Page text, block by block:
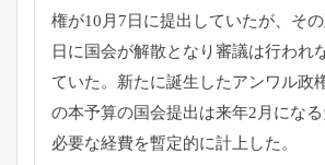
権が10月7日に提出していたが、 そ
日に国会が解散となり審議は行われ
ていた。新たに誕生したアンワル政
の本予算の国会提出は来年2月になる
必要な経費を暫定的に計上した。